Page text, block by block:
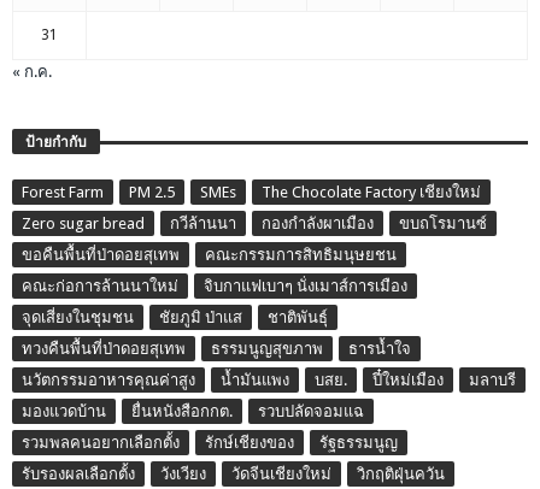
31
« ก.ค.
ป้ายกำกับ
Forest Farm PM 2.5 SMEs
The Chocolate Factory เชียงใหม่
Zero sugar bread
กวีล้านนา กองกำลังผาเมือง
ขบถโรมานซ์
ขอคืนพื้นที่ป่าดอยสุเทพ
คณะกรรมการสิทธิมนุษยชน
คณะก่อการล้านนาใหม่
จิบกาแฟเบาๆ นั่งเมาส์การเมือง
จุดเสี่ยงในชุมชน
ชัยภูมิ ป่าแส
ชาติพันธุ์
ทวงคืนพื้นที่ป่าดอยสุเทพ
ธรรมนูญสุขภาพ
ธารน้ำใจ
นวัตกรรมอาหารคุณค่าสูง
น้ำมันแพง บสย. ปี๋ใหม่เมือง
มลาบรี
มองแวดบ้าน
ยื่นหนังสือกกต.
รวบปลัดจอมแฉ
รวมพลคนอยากเลือกตั้ง
รักษ์เชียงของ
รัฐธรรมนูญ
รับรองผลเลือกตั้ง
วังเวียง วัดจีนเชียงใหม่
วิกฤติฝุ่นควัน